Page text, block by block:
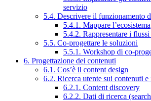
servizio
5.4. Descrivere il funzionamento
5.4.1. Mappare l’ecosistema
5.4.2. Rappresentare i
5.5. Co-progettare le soluzioni
5.5.1. Workshop di co-
6. Progettazione dei contenuti
6.1. Cos’è il content design
6.2. Ricerca utente sui contenuti
6.2.1. Content discovery
6.2.2. Dati di ricerca